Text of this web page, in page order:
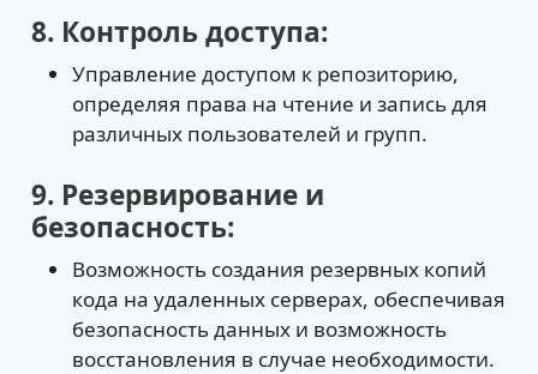
8. Контроль доступа:
Управление доступом к репозиторию,
определяя права на чтение и запись для
различных пользователей и групп.
9. Резервирование и
безопасность:
Возможность создания резервных копий
кода на удаленных серверах, обеспечивая
безопасность данных и возможность
восстановления в случае необходимости.